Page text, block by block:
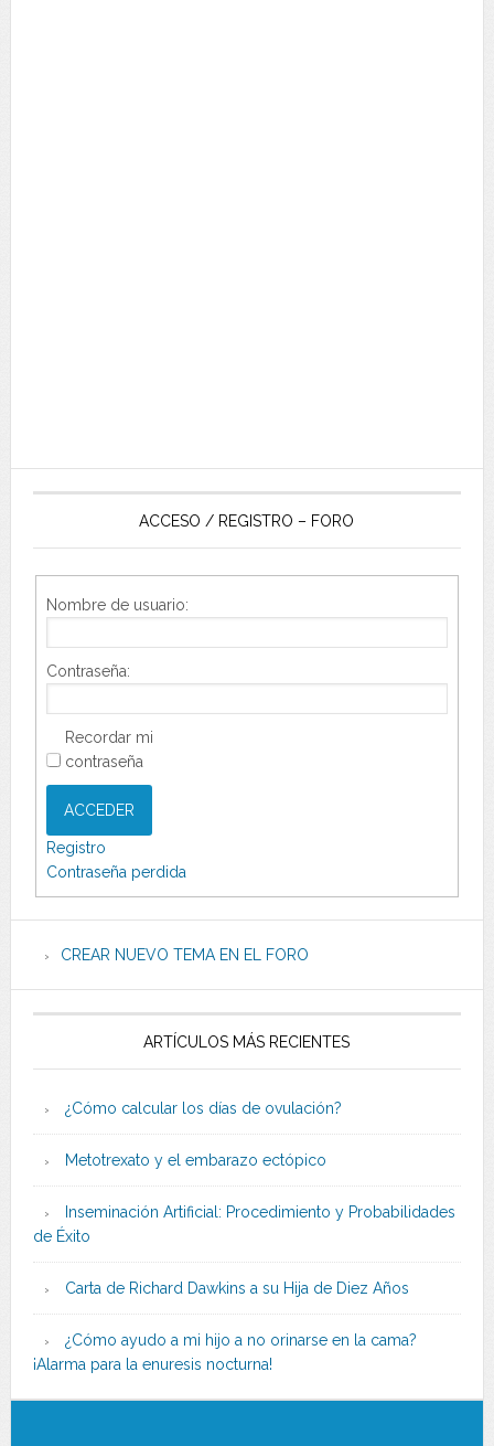
ACCESO / REGISTRO – FORO
Nombre de usuario:
Contraseña:
Recordar mi
contraseña
ACCEDER
Registro
Contraseña perdida
CREAR NUEVO TEMA EN EL FORO
ARTÍCULOS MÁS RECIENTES
¿Cómo calcular los días de ovulación?
Metotrexato y el embarazo ectópico
Inseminación Artificial: Procedimiento y Probabilidades
de Éxito
Carta de Richard Dawkins a su Hija de Diez Años
¿Cómo ayudo a mi hijo a no orinarse en la cama?
¡Alarma para la enuresis nocturna!